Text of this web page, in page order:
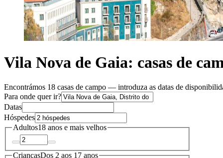
Vila Nova de Gaia: casas de
Encontrámos 18 casas de campo — introduza as datas de
Para onde quer ir?
Datas
Hóspedes
Adultos18 anos e mais velhos
CriançasDos 2 aos 17 anos